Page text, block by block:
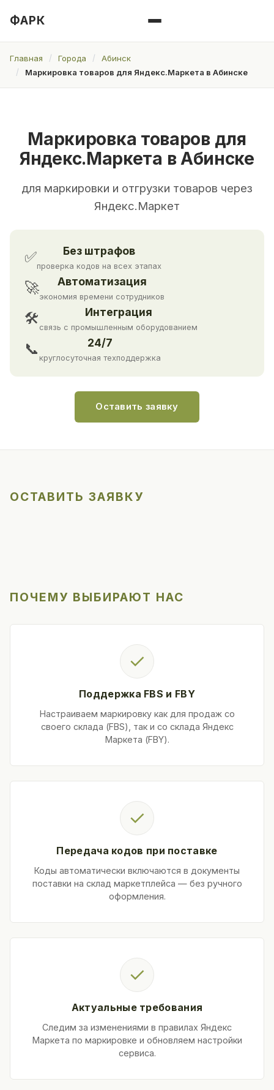
ФАРК
Главная Города
Абинск
Маркировка товаров для Яндекс.Маркета в Абинске
Маркировка товаров для
Яндекс.Маркета в Абинске
для маркировки и отгрузки товаров через
Яндекс.Маркет
✅ Без штрафов
проверка кодов на всех этапах
🚀 Автоматизация
экономия времени сотрудников
🛠 Интеграция
связь с промышленным оборудованием
📞 24/7
круглосуточная техподдержка
Оставить заявку
ОСТАВИТЬ ЗАЯВКУ
ПОЧЕМУ ВЫБИРАЮТ НАС
✓
Поддержка FBS и FBY
Настраиваем маркировку как для продаж со
своего склада (FBS), так и со склада Яндекс
Маркета (FBY).
✓
Передача кодов при поставке
Коды автоматически включаются в документы
поставки на склад маркетплейса — без ручного
оформления.
✓
Актуальные требования
Следим за изменениями в правилах Яндекс
Маркета по маркировке и обновляем настройки
сервиса.